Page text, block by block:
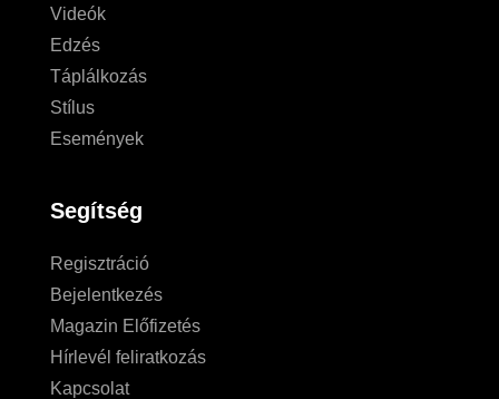
Videók
Edzés
Táplálkozás
Stílus
Események
Segítség
Regisztráció
Bejelentkezés
Magazin Előfizetés
Hírlevél feliratkozás
Kapcsolat